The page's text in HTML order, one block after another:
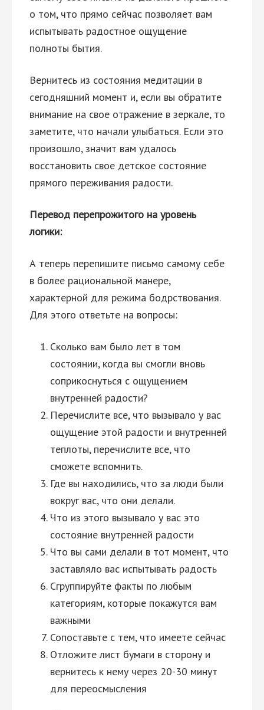
о том, что прямо сейчас позволяет вам
испытывать радостное ощущение
полноты бытия.
Вернитесь из состояния медитации в
сегодняшний момент и, если вы обратите
внимание на свое отражение в зеркале, то
заметите, что начали улыбаться. Если это
произошло, значит вам удалось
восстановить свое детское состояние
прямого переживания радости.
Перевод перепрожитого на уровень
логики:
А теперь перепишите письмо самому себе
в более рациональной манере,
характерной для режима бодрствования.
Для этого ответьте на вопросы:
Сколько вам было лет в том
состоянии, когда вы смогли вновь
соприкоснуться с ощущением
внутренней радости?
Перечислите все, что вызывало у вас
ощущение этой радости и внутренней
теплоты, перечислите все, что
сможете вспомнить.
Где вы находились, что за люди были
вокруг вас, что они делали.
Что из этого вызывало у вас это
состояние внутренней радости
Что вы сами делали в тот момент, что
заставляло вас испытывать радость
Сгруппируйте факты по любым
категориям, которые покажутся вам
важными
Сопоставьте с тем, что имеете сейчас
Отложите лист бумаги в сторону и
вернитесь к нему через 20-30 минут
для переосмысления